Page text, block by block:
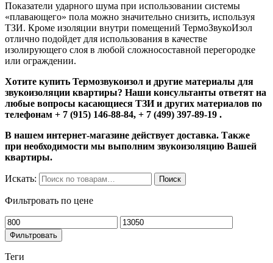
Показатели ударного шума при использовании системы
«плавающего» пола можно значительно снизить, используя
ТЗИ. Кроме изоляции внутри помещений ТермоЗвукоИзол
отлично подойдет для использования в качестве
изолирующего слоя в любой сложносоставной перегородке
или ограждении.
Хотите купить Термозвукоизол и другие материалы для
звукоизоляции квартиры? Наши консультанты ответят на
любые вопросы касающиеся ТЗИ и других материалов по
телефонам + 7 (915) 146-88-84, + 7 (499) 397-89-19 .
В нашем интернет-магазине действует доставка. Также
при необходимости мы выполним звукоизоляцию Вашей
квартиры.
Искать: Поиск
Фильтровать по цене
Фильтровать
Теги